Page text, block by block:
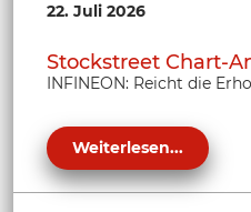
22. Juli 2026
Stockstreet Chart-
INFINEON: Reicht die
Weiterlesen...